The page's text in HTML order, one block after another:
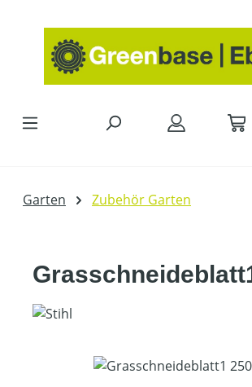
Garten Zubehör Garten
Bildergalerie überspringen